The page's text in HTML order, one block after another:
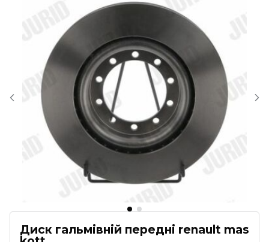
Диск гальмівній передні renault mas